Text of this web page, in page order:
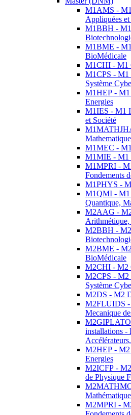
M1AMS -
Appliquées
M1BBH -
M1BME -
BioMédicale
M1CHI - M1
M1CPS - M1
Système
M1HEP - M1
Energies
M1IES - M1
et Société
M1MEC -
M1MIE - M1
M1MPRI -
Fondements
M1PHYS -
M1QMI -
Quantique,
M2AAG -
Arithmétique,
M2BBH -
M2BME -
BioMédicale
M2CHI - M2
M2CPS - M2
Système
M2DS - M2
M2FLUIDS -
Mecanique
installations -
M2HEP - M2
Energies
M2ICFP -
de Physique
Mathématique
M2MPRI -